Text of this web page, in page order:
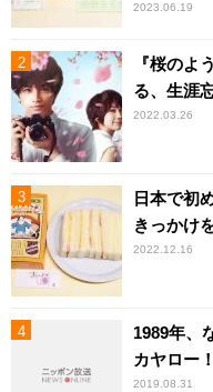
2023.06.19
『桜のよ
る、生涯
2022.03.26
日本で初
きっかけ
2022.12.16
1989年、
カヤロー
2019.08.31